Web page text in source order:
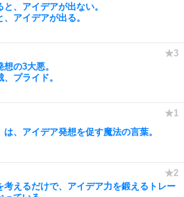
と、アイデアが出ない。
、アイデアが出る。
の3大悪。
、プライド。
は、アイデア発想を促す魔法の言葉。
考えるだけで、アイデア力を鍛えるトレー